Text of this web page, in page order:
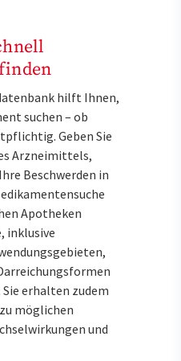
hilft Ihnen,
suchen – ob
Geben Sie
Arzneimittels,
Beschwerden in
Apotheken
inklusive
erhalten zudem
möglichen
und